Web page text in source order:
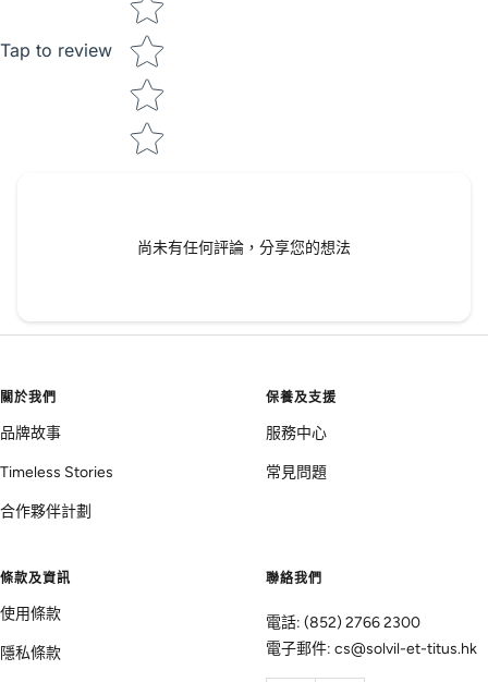
Tap to review
尚未有任何評論，分享您的想法
關於我們
品牌故事
Timeless Stories
合作夥伴計劃
保養及支援
服務中心
常見問題
條款及資訊
使用條款
隱私條款
聯絡我們
電話: (852) 2766 2300
電子郵件: cs@solvil-et-titus.hk